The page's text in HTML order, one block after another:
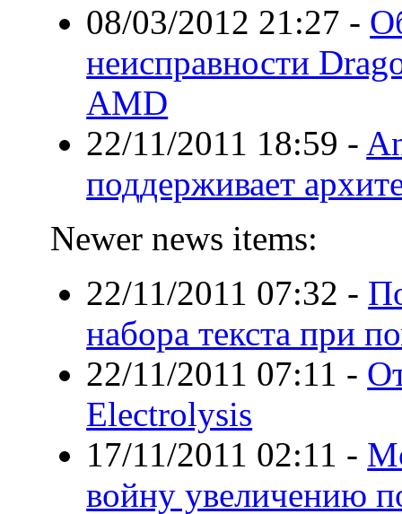
08/03/2012 21:27 -
неисправности
AMD
22/11/2011 18:59 -
поддерживает
Newer news items:
22/11/2011 07:32 -
набора текста при
22/11/2011 07:11 -
Electrolysis
17/11/2011 02:11 -
войну увеличению